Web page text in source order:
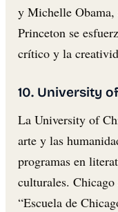
y Michelle Obama,
Princeton se
crítico y la
10. University
La University of
arte y las
programas en
culturales.
“Escuela de